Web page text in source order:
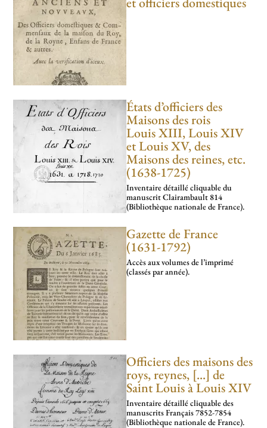
États d’officiers des
Maisons des rois
Louis XIII, Louis XIV
et Louis XV, des
Maisons des reines, etc.
(1638-1725)
Inventaire détaillé cliquable du
manuscrit Clairambault 814
(Bibliothèque nationale de France).
Gazette de France
(1631-1792)
Accès aux volumes de l’imprimé
(classés par année).
Officiers des maisons des
roys, reynes, [...] de
Saint Louis à Louis XIV
Inventaire détaillé cli­­qua­­ble des
manus­­crits Français 7852-7854
(Bibliothèque nationale de France).